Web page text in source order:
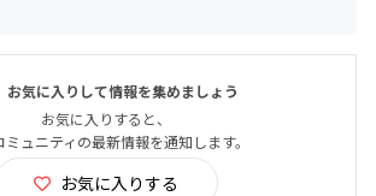
お気に入りして情報を集めましょう
お気に入りすると、
ミュニティの最新情報を通知します。
お気に入りする